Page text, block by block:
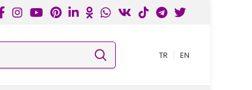
TR EN